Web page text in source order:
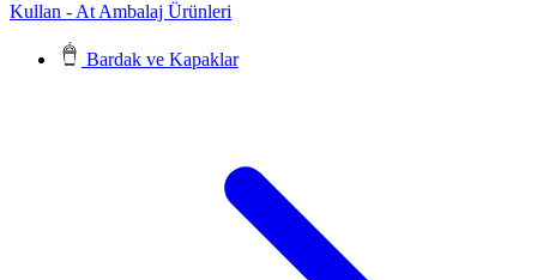
Kullan - At Ambalaj Ürünleri
Bardak ve Kapaklar